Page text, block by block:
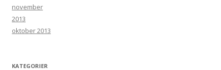
november
2013
oktober 2013
KATEGORIER